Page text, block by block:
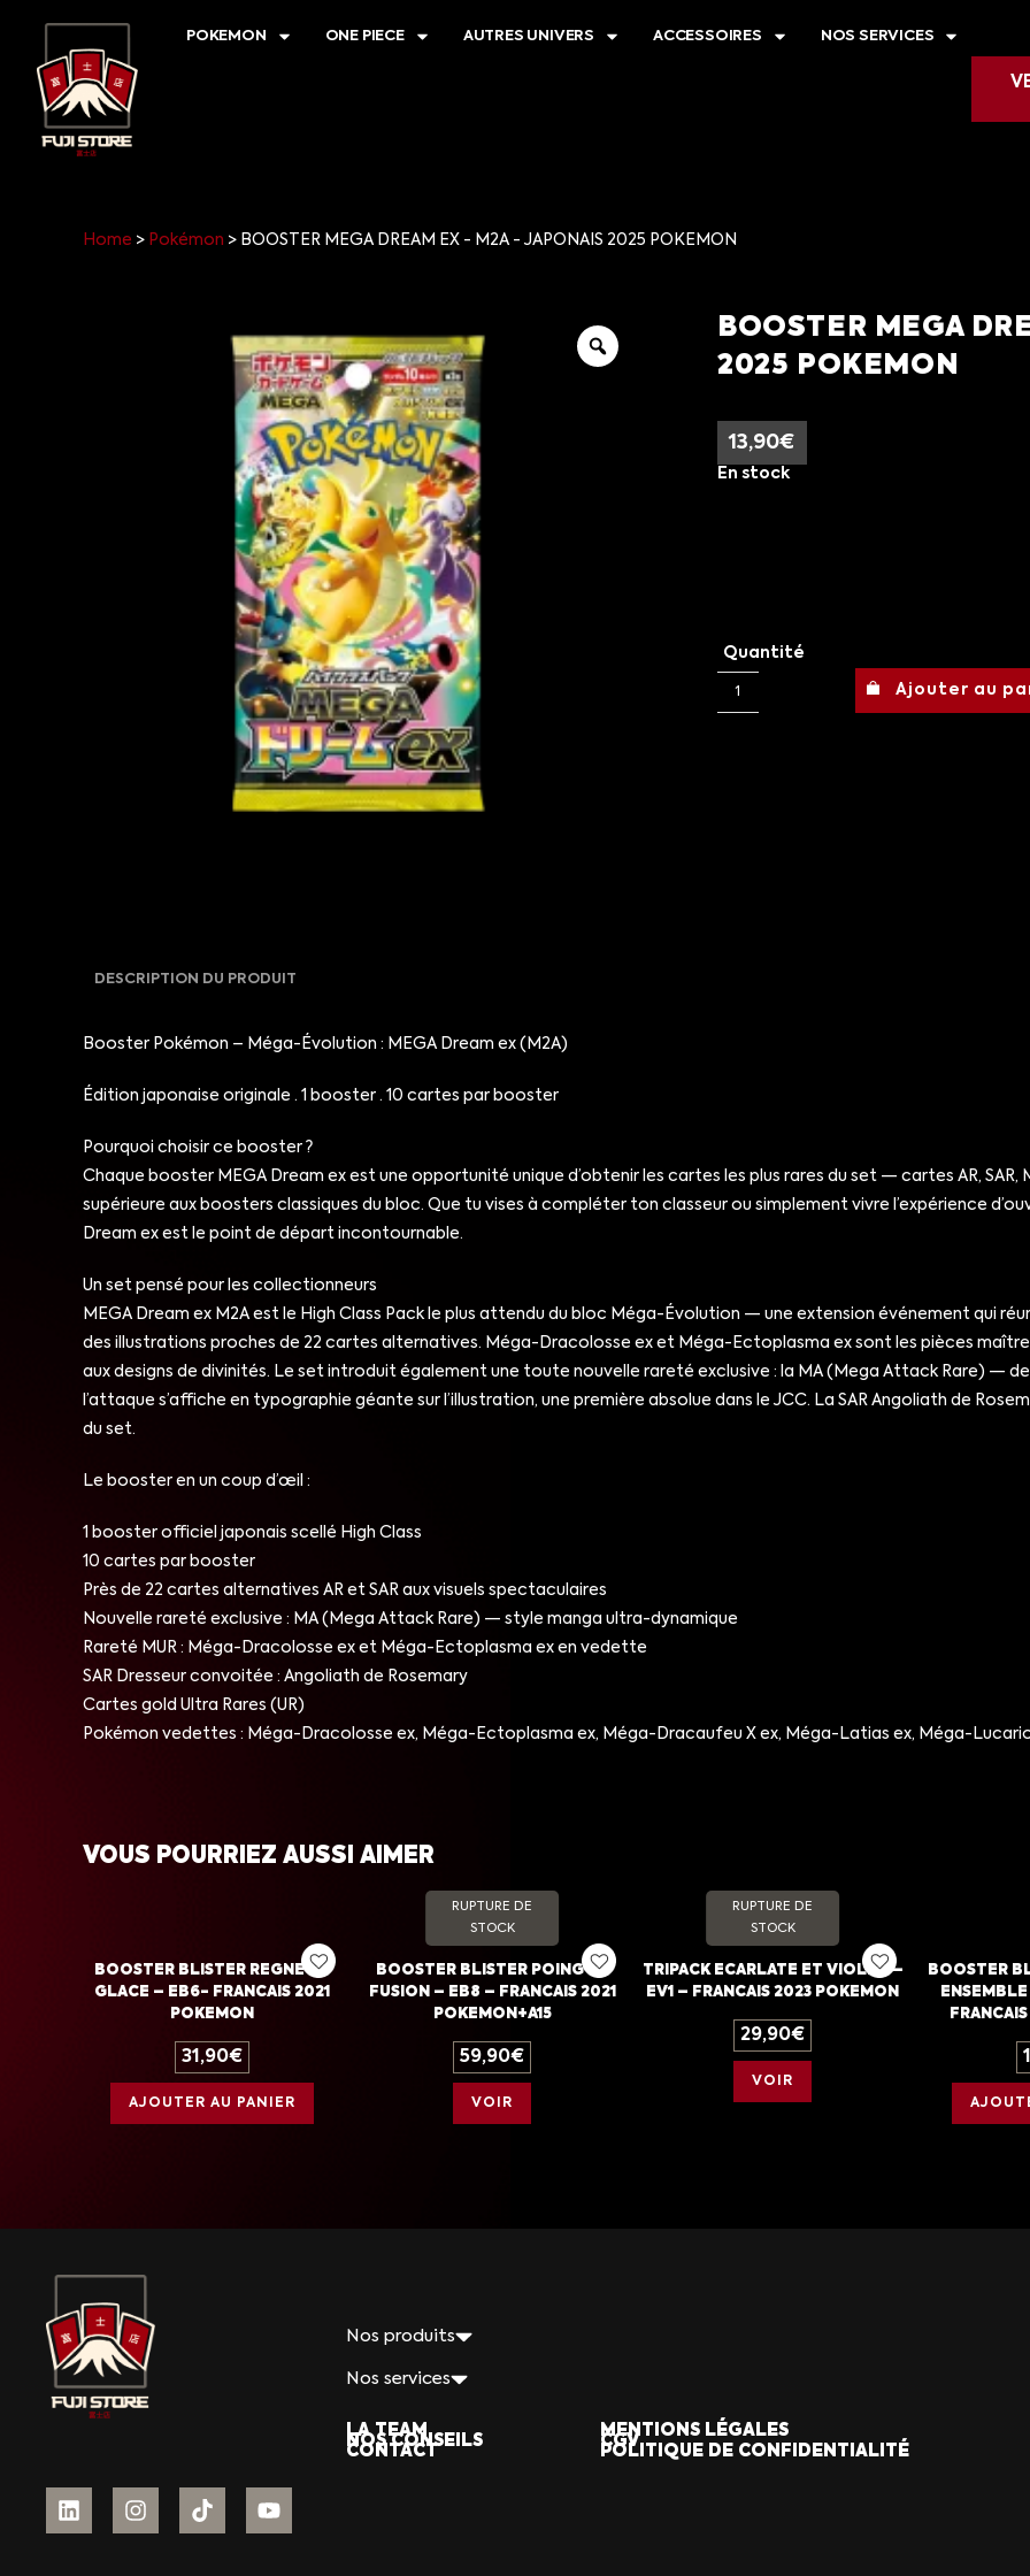
POKEMON ONE PIECE AUTRES UNIVERS ACCESSOIRES NOS SERVICES
Home > Pokémon > BOOSTER MEGA DREAM EX - M2A - JAPONAIS 2025 POKEMON
BOOSTER MEGA
2025 POKEMON
13,90€
En stock
Quantité
Ajouter au
DESCRIPTION DU PRODUIT
Booster Pokémon – Méga-Évolution : MEGA Dream ex (M2A)
Édition japonaise originale · 1 booster · 10 cartes par booster
Pourquoi choisir ce booster ?
Chaque booster MEGA Dream ex est une opportunité unique d’obtenir les cartes les plus rares du set — cartes AR,
supérieure aux boosters classiques du bloc. Que tu vises à compléter ton classeur ou simplement vivre l’expérience
Dream ex est le point de départ incontournable.
Un set pensé pour les collectionneurs
MEGA Dream ex M2A est le High Class Pack le plus attendu du bloc Méga-Évolution — une extension événement qui
des illustrations proches de 22 cartes alternatives. Méga-Dracolosse ex et Méga-Ectoplasma ex sont les pièces
aux designs de divinités. Le set introduit également une toute nouvelle rareté exclusive : la MA (Mega Attack Rare) —
l’attaque s’affiche en typographie géante sur l’illustration, une première absolue dans le JCC. La SAR Angoliath de
du set.
Le booster en un coup d’œil :
1 booster officiel japonais scellé High Class
10 cartes par booster
Près de 22 cartes alternatives AR et SAR aux visuels spectaculaires
Nouvelle rareté exclusive : MA (Mega Attack Rare) — style manga ultra-dynamique
Rareté MUR : Méga-Dracolosse ex et Méga-Ectoplasma ex en vedette
SAR Dresseur convoitée : Angoliath de Rosemary
Cartes gold Ultra Rares (UR)
Pokémon vedettes : Méga-Dracolosse ex, Méga-Ectoplasma ex, Méga-Dracaufeu X ex, Méga-Latias ex, Méga-Lucario
VOUS POURRIEZ AUSSI AIMER
BOOSTER BLISTER REGNE DE
GLACE – EB6- FRANCAIS 2021
POKEMON
31,90€
AJOUTER AU PANIER
RUPTURE DE
STOCK
BOOSTER BLISTER POING DE
FUSION – EB8 – FRANCAIS 2021
POKEMON+A15
59,90€
VOIR
RUPTURE DE
STOCK
TRIPACK ECARLATE ET VIOLET –
EV1 – FRANCAIS 2023 POKEMON
29,90€
VOIR
BOOSTER
Nos produits
Nos services
LA TEAM
NOS CONSEILS
CONTACT
MENTIONS LÉGALES
CGV
POLITIQUE DE CONFIDENTIALITÉ